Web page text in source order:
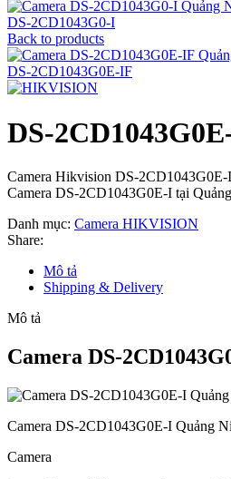
DS-2CD1043G0-I
Back to products
DS-2CD1043G0E-IF
DS-
Camera Hikvision DS-
Camera DS-2CD1043G0E-I tại
Danh mục: Camera HIKVISION
Share:
Mô tả
Shipping & Delivery
Mô tả
Camera DS-
Camera DS-2CD1043G0E-I Quảng
Camera